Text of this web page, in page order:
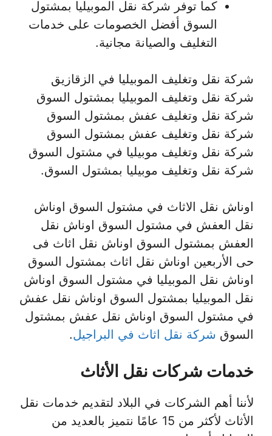
كما توفر شركة نقل الموبيليا بمشتول
السوق أفضل الخصومات على خدمات
التغليف والصيانة مجانية.
شركة نقل وتغليف الموبيليا في الزقازيق
شركة نقل وتغليف الموبيليا بمشتول السوق
شركة نقل وتغليف عفش بمشتول السوق
شركة نقل وتغليف عفش بمشتول السوق
شركة نقل وتغليف موبيليا في مشتول السوق
شركة نقل وتغليف موبيليا بمشتول السوق.
اوناش نقل الاثاث في مشتول السوق اوناش
نقل العفش في مشتول السوق اوناش نقل
العفش بمشتول السوق اوناش نقل اثاث فى
حى الأربعين اوناش نقل اثاث بمشتول السوق
اوناش نقل الموبيليا في مشتول السوق اوناش
نقل الموبيليا بمشتول السوق اوناش نقل عفش
في مشتول السوق اوناش نقل عفش بمشتول
السوق شركة نقل اثاث في البراجيل.
خدمات شركات نقل الأثاث
لأننا أهم الشركات في البلاد لتقديم خدمات نقل
الأثاث لأكثر من 15 عامًا نتميز بالعديد من